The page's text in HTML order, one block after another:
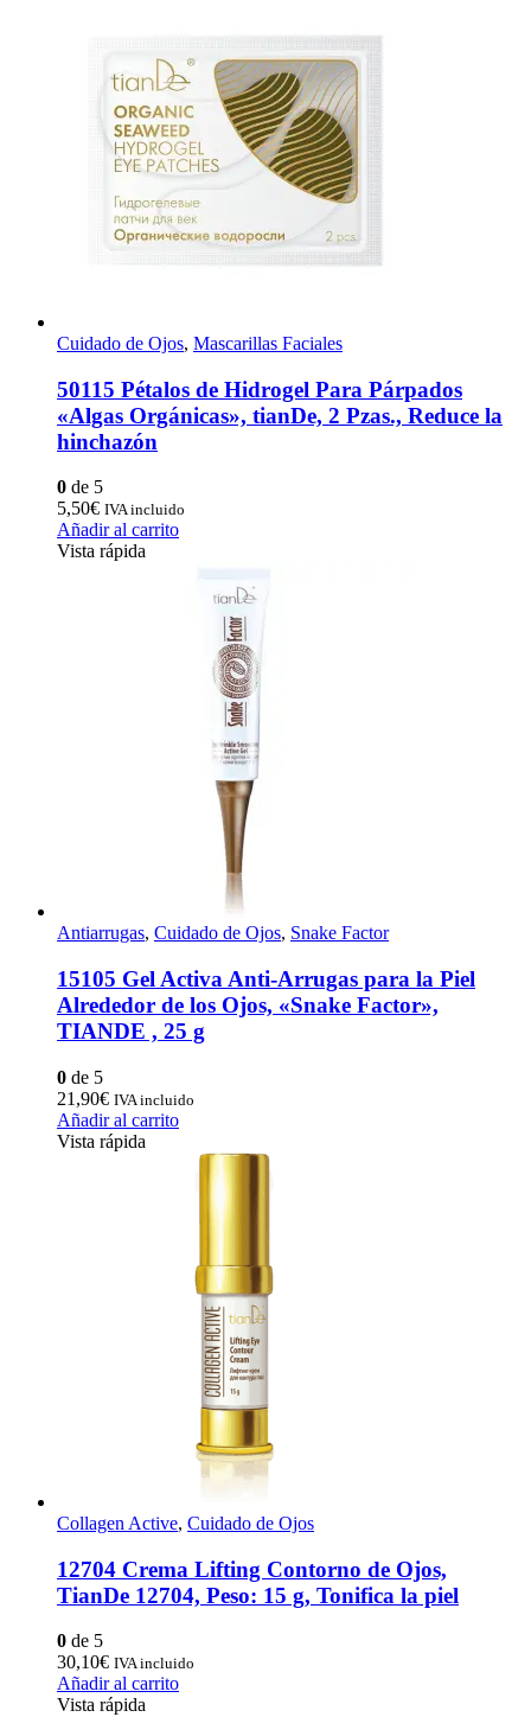
Cuidado de Ojos, Mascarillas Faciales
50115 Pétalos de Hidrogel Para Párpados
«Algas Orgánicas», tianDe, 2 Pzas., Reduce la
hinchazón
0 de 5
5,50€ IVA incluido
Añadir al carrito
Vista rápida
Antiarrugas, Cuidado de Ojos, Snake Factor
15105 Gel Activa Anti-Arrugas para la Piel
Alrededor de los Ojos, «Snake Factor»,
TIANDE , 25 g
0 de 5
21,90€ IVA incluido
Añadir al carrito
Vista rápida
Collagen Active, Cuidado de Ojos
12704 Crema Lifting Contorno de Ojos,
TianDe 12704, Peso: 15 g, Tonifica la piel
0 de 5
30,10€ IVA incluido
Añadir al carrito
Vista rápida